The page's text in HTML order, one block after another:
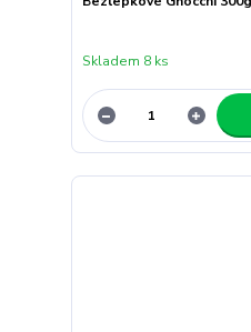
Skladem 8 ks